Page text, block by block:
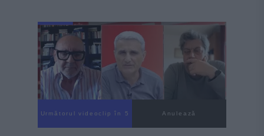
Următorul videoclip în 4 Anulează